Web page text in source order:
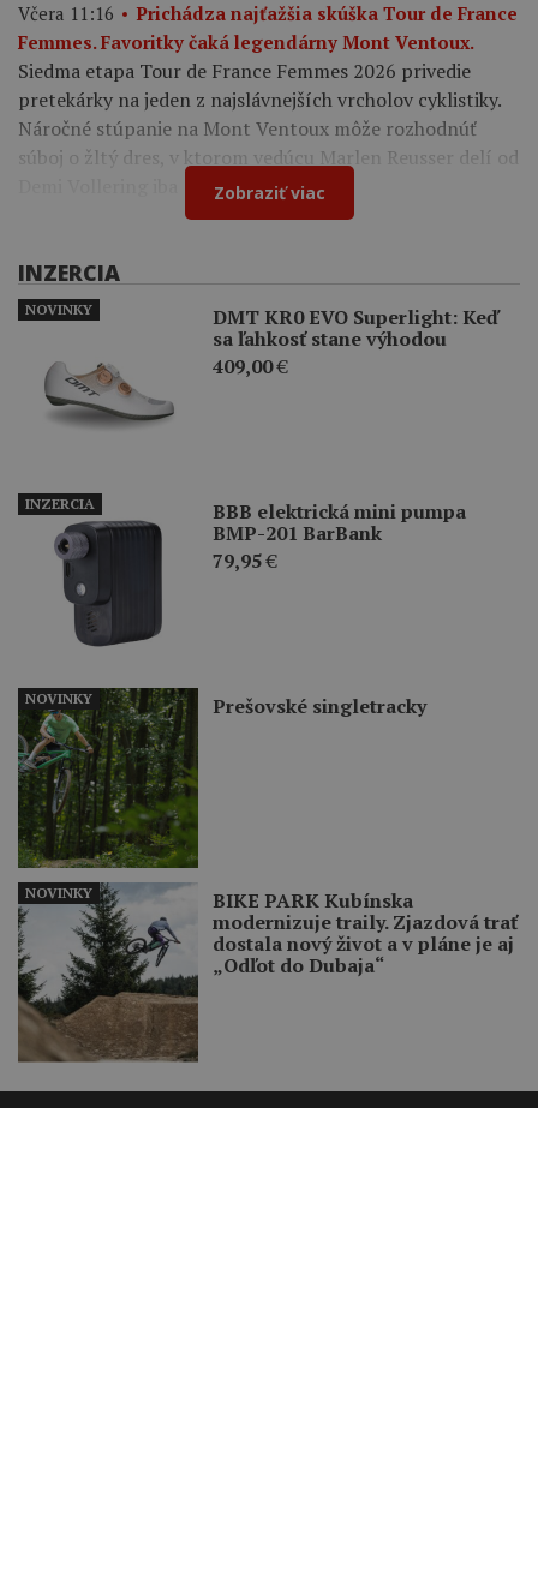
Včera 11:16
Prichádza najťažšia skúška Tour de France
Femmes. Favoritky čaká legendárny Mont Ventoux.
Siedma etapa Tour de France Femmes 2026 privedie
pretekárky na jeden z najslávnejších vrcholov cyklistiky.
Náročné stúpanie na Mont Ventoux môže rozhodnúť
súboj o žltý dres, v ktorom vedúcu Marlen Reusser delí od
Demi Vollering iba 12 sekúnd.
Zobraziť viac
INZERCIA
DMT KR0 EVO Superlight: Keď
sa ľahkosť stane výhodou
409,00€
NOVINKY
BBB elektrická mini pumpa
BMP-201 BarBank
79,95€
INZERCIA
Prešovské singletracky
NOVINKY
BIKE PARK Kubínska
modernizuje traily. Zjazdová trať
dostala nový život a v pláne je aj
„Odľot do Dubaja“
NOVINKY